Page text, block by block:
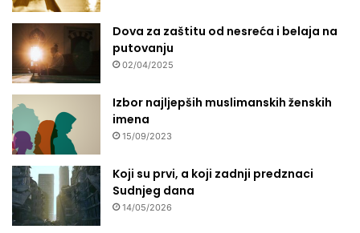
Dova za zaštitu od nesreća i belaja na
putovanju
02/04/2025
Izbor najljepših muslimanskih ženskih
imena
15/09/2023
Koji su prvi, a koji zadnji predznaci
Sudnjeg dana
14/05/2026